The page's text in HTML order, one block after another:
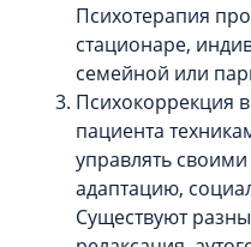
Психотерапия
стационаре,
семейной или
Психокоррекция
пациента
управлять
адаптацию,
Существуют